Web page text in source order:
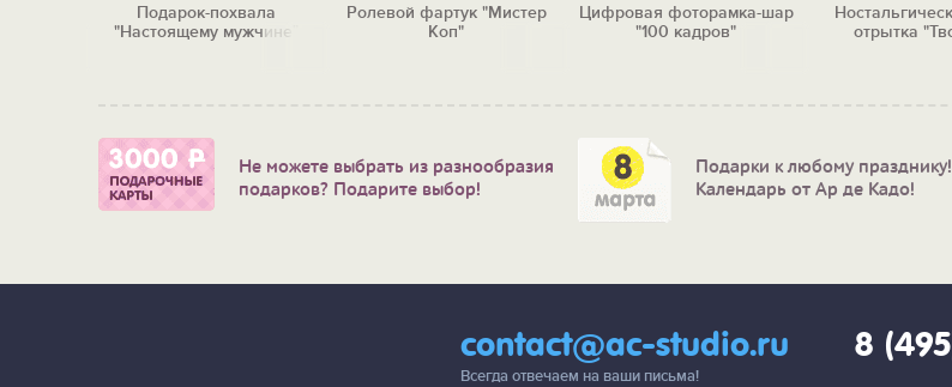
Подарок-похвала
"Настоящему мужчине"
Ролевой фартук "Мистер
Коп"
Цифровая фоторамка-шар
"100 кадров"
отрытка
Не можете выбрать из разнообразия
подарков? Подарите выбор!
Подарки к любому празднику!
Календарь от Ар де Кадо!
contact@ac-studio.ru
Всегда отвечаем на ваши письма!
8